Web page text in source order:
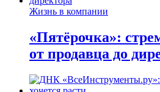
Жизнь в компании
«Пятёрочка»:
от продавца до